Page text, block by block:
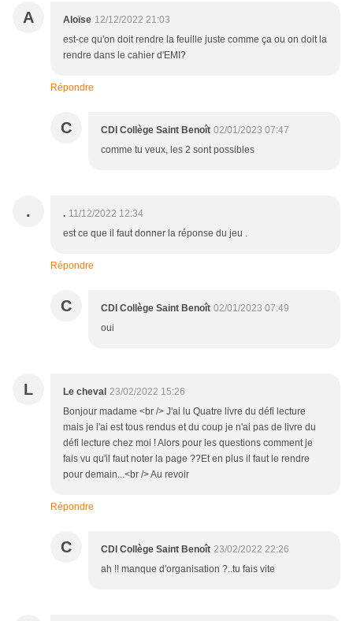
A Aloïse 12/12/2022 21:03
est-ce qu'on doit rendre la feuille juste comme ça ou on doit la
rendre dans le cahier d'EMI?
Répondre
C CDI Collège Saint Benoît 02/01/2023 07:47
comme tu veux, les 2 sont possibles
. . 11/12/2022 12:34
est ce que il faut donner la réponse du jeu .
Répondre
C CDI Collège Saint Benoît 02/01/2023 07:49
oui
L Le cheval 23/02/2022 15:26
Bonjour madame <br /> J'ai lu Quatre livre du défi lecture
mais je l'ai est tous rendus et du coup je n'ai pas de livre du
défi lecture chez moi ! Alors pour les questions comment je
fais vu qu'il faut noter la page ??Et en plus il faut le rendre
pour demain...<br /> Au revoir
Répondre
C CDI Collège Saint Benoît 23/02/2022 22:26
ah !! manque d'organisation ?..tu fais vite